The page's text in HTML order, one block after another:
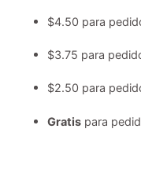
$4.50 para
$3.75 para
$2.50 para
Gratispara